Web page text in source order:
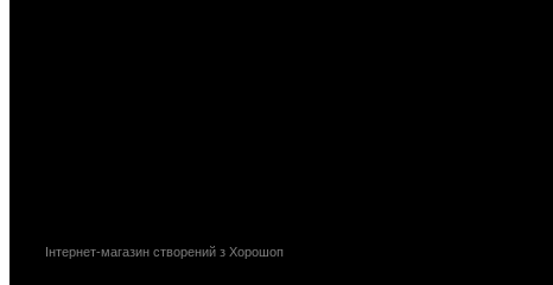
Інтернет-магазин створений з Хорошоп